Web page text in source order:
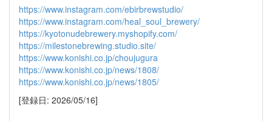
https://www.instagram.com/ebirbrewstudio/
https://www.instagram.com/heal_soul_brewery/
https://kyotonudebrewery.myshopify.com/
https://milestonebrewing.studio.site/
https://www.konishi.co.jp/choujugura
https://www.konishi.co.jp/news/1808/
https://www.konishi.co.jp/news/1805/
[登録日: 2026/05/16]